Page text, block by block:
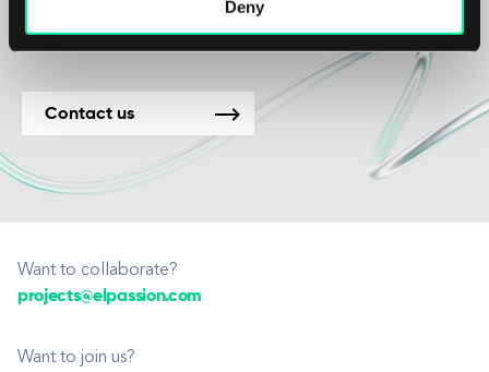
Deny
Contact us
Want to collaborate?
projects@elpassion.com
Want to join us?